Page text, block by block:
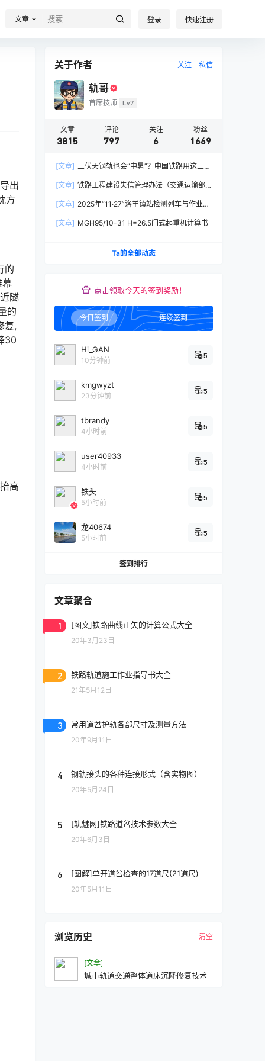
文章 登录 快速注册
出
方
的
幕
隧
的
复,
30
高
关于作者 关注 私信
轨哥
首席技师 Lv7
文章
3815
评论
797
关注
6
粉丝
1669
[文章] 三伏天钢轨也会“中暑”？中国铁路用这三招
[文章] 铁路工程建设失信管理办法（交通运输部
[文章] 2025年“11·27”洛羊镇站检测列车与作业人
[文章] MGH95/10-31 H=26.5门式起重机计算书
Ta的全部动态
点击领取今天的签到奖励！
今日签到 连续签到
Hi_GAN
10分钟前
5
kmgwyzt
23分钟前
5
tbrandy
4小时前
5
user40933
4小时前
5
铁头
5小时前
5
龙40674
5小时前
5
签到排行
文章聚合
1 [图文]铁路曲线正矢的计算公式大全
20年3月23日
2 铁路轨道施工作业指导书大全
21年5月12日
3 常用道岔护轨各部尺寸及测量方法
20年9月11日
4 钢轨接头的各种连接形式（含实物图）
20年5月24日
5 [轨魅网]铁路道岔技术参数大全
20年6月3日
6 [图解]单开道岔检查的17道尺(21道尺)
20年5月11日
浏览历史 清空
[文章]
城市轨道交通整体道床沉降修复技术